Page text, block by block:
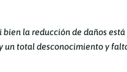
bien la reducción de daños
un total desconocimiento y